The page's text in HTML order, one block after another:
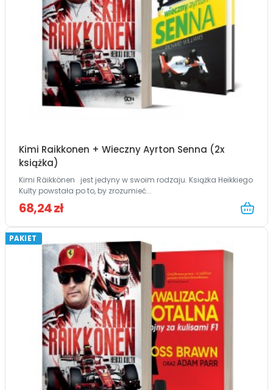
Kimi Raikkonen + Wieczny Ayrton Senna (2x
książka)
Kimi Räikkönen jest jedyny w swoim rodzaju. Książka Heikkiego
Kulty powstała po to, by zrozumieć...
68,24 zł
PAKIET